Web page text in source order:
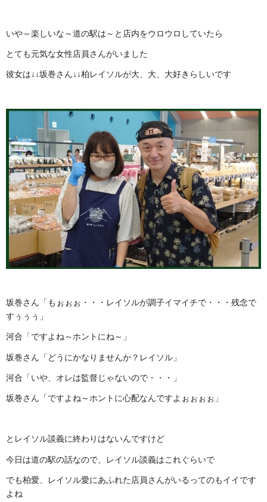
いや～楽しいな～道の駅は～と店内をウロウロしていたら
とても元気な女性店員さんがいました
彼女は↓↓坂巻さん↓↓柏レイソルが大、大、大好きらしいです
坂巻さん「もぉぉぉ・・・レイソルが調子イマイチで・・・残念で
すぅぅぅ」
河合「ですよね～ホントにね～」
坂巻さん「どうにかなりませんか？レイソル」
河合「いや、オレは監督じゃないので・・・」
坂巻さん「ですよね～ホントに心配なんですよぉぉぉぉ」
とレイソル談義に終わりはないんですけど
今日は道の駅の話なので、レイソル談義はこれぐらいで
でも柏愛、レイソル愛にあふれた店員さんがいるってのもイイです
よね